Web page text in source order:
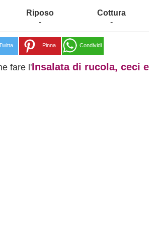
- -
Pinna Condividi
fare l'Insalata di rucola, ceci e